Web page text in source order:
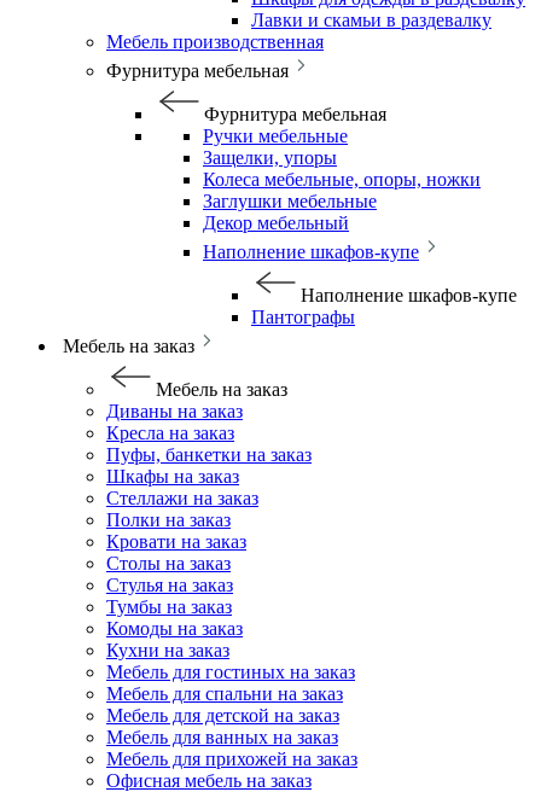
Лавки и скамьи в раздевалку
Мебель производственная
Фурнитура мебельная
Фурнитура мебельная
Ручки мебельные
Защелки, упоры
Колеса мебельные, опоры, ножки
Заглушки мебельные
Декор мебельный
Наполнение шкафов-купе
Наполнение шкафов-купе
Пантографы
Мебель на заказ
Мебель на заказ
Диваны на заказ
Кресла на заказ
Пуфы, банкетки на заказ
Шкафы на заказ
Стеллажи на заказ
Полки на заказ
Кровати на заказ
Столы на заказ
Стулья на заказ
Тумбы на заказ
Комоды на заказ
Кухни на заказ
Мебель для гостиных на заказ
Мебель для спальни на заказ
Мебель для детской на заказ
Мебель для ванных на заказ
Мебель для прихожей на заказ
Офисная мебель на заказ